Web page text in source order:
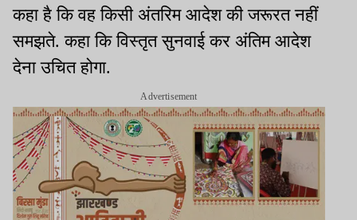
कहा है कि वह किसी अंतरिम आदेश की जरूरत नहीं
समझते. कहा कि विस्तृत सुनवाई कर अंतिम आदेश
देना उचित होगा.
Advertisement